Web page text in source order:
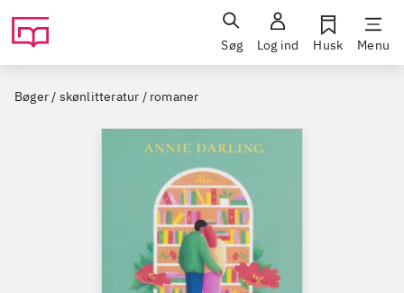
Søg Log ind Husk Menu
Bøger / skønlitteratur / romaner